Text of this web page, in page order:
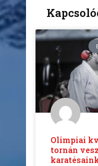
Olimpiai
tornán